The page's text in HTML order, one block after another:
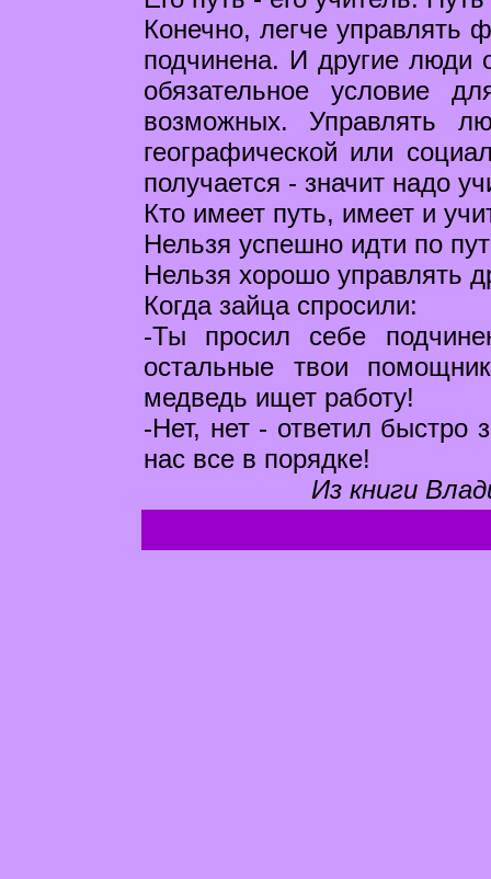
Конечно, легче управлять
подчинена. И другие люди
обязательное условие
возможных. Управлять
географической или
получается - значит надо
Кто имеет путь, имеет и
Нельзя успешно идти по
Нельзя хорошо управлять
Когда зайца спросили:
-Ты просил себе
остальные твои
медведь ищет работу!
-Нет, нет - ответил быстро
нас все в порядке!
Из книги